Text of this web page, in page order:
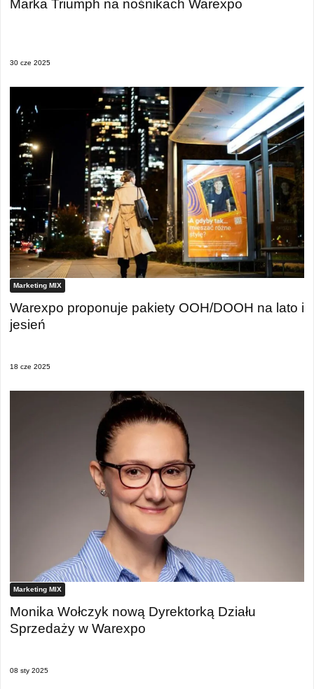
Marka Triumph na nośnikach Warexpo
30 cze 2025
Marketing MIX
Warexpo proponuje pakiety OOH/DOOH na lato i
jesień
18 cze 2025
Marketing MIX
Monika Wołczyk nową Dyrektorką Działu
Sprzedaży w Warexpo
08 sty 2025